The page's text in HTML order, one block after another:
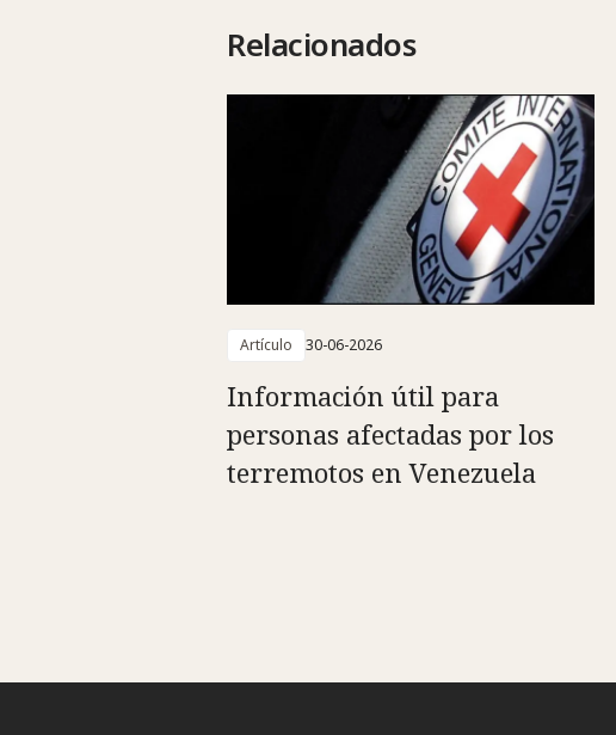
Relacionados
Artículo 30-06-2026
Información útil para
personas afectadas por los
terremotos en Venezuela